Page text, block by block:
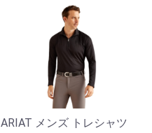
ARIAT メンズ トレシャツ